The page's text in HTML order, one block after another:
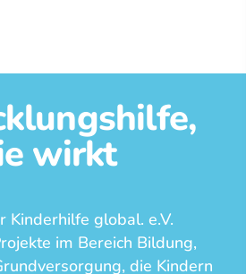
wirkt
Kinderhilfe global. e.V.
im Bereich Bildung,
die Kindern